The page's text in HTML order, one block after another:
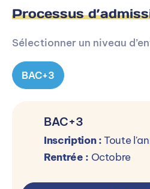
Processus
Sélectionner un niveau
BAC+3
BAC+3
Inscription :Toute
Rentrée : Octobre